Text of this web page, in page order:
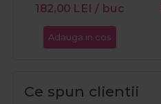
182,00 LEI / buc
Adauga in cos
Ce spun clientii